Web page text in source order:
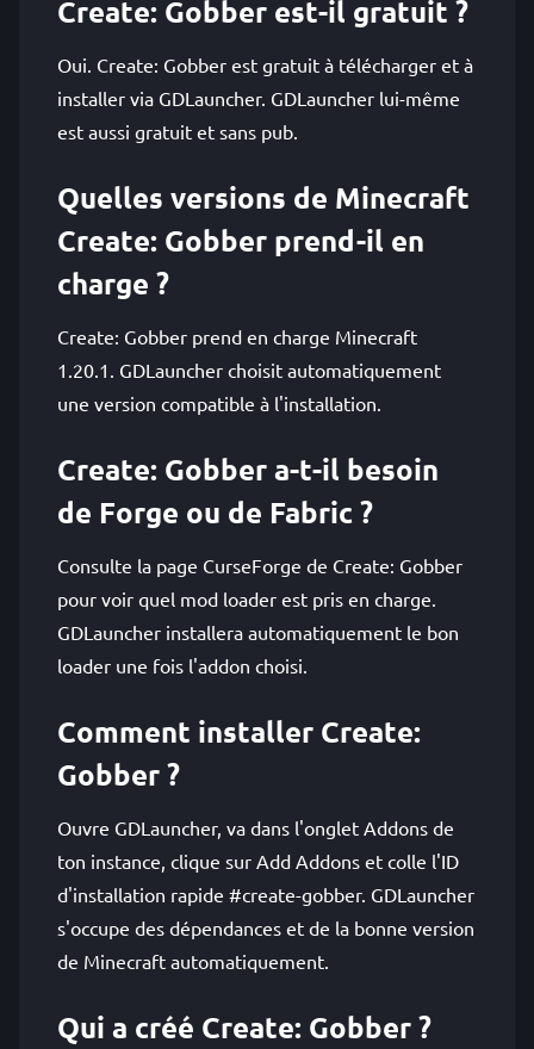
Create: Gobber est-il gratuit ?
Oui. Create: Gobber est gratuit à télécharger et à
installer via GDLauncher. GDLauncher lui-même
est aussi gratuit et sans pub.
Quelles versions de Minecraft
Create: Gobber prend-il en
charge ?
Create: Gobber prend en charge Minecraft
1.20.1. GDLauncher choisit automatiquement
une version compatible à l'installation.
Create: Gobber a-t-il besoin
de Forge ou de Fabric ?
Consulte la page CurseForge de Create: Gobber
pour voir quel mod loader est pris en charge.
GDLauncher installera automatiquement le bon
loader une fois l'addon choisi.
Comment installer Create:
Gobber ?
Ouvre GDLauncher, va dans l'onglet Addons de
ton instance, clique sur Add Addons et colle l'ID
d'installation rapide #create-gobber. GDLauncher
s'occupe des dépendances et de la bonne version
de Minecraft automatiquement.
Qui a créé Create: Gobber ?